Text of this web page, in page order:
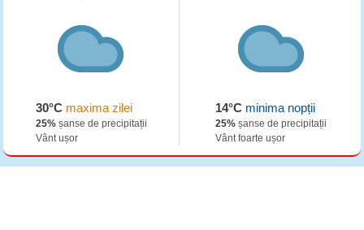
30°Cmaxima zilei
25%șanse de precipitații
Vânt ușor
14°C minima nopții
25% șanse de precipitații
Vânt foarte ușor